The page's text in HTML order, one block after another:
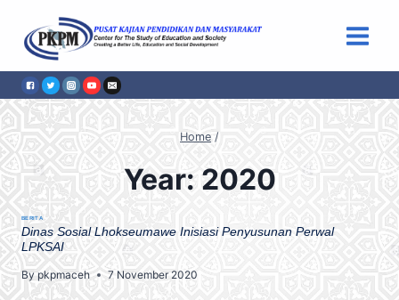
content
Home /
Year: 2020
BERITA
Dinas Sosial Lhokseumawe Inisiasi Penyusunan Perwal
LPKSAI
By pkpmaceh 7 November 2020